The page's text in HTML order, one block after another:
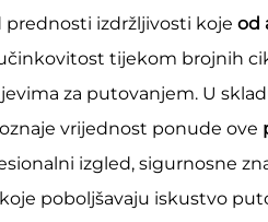
izdržljivosti koje od
tijekom brojnih
za putovanjem. U
vrijednost ponude ove
izgled, sigurnosne
poboljšavaju iskustvo